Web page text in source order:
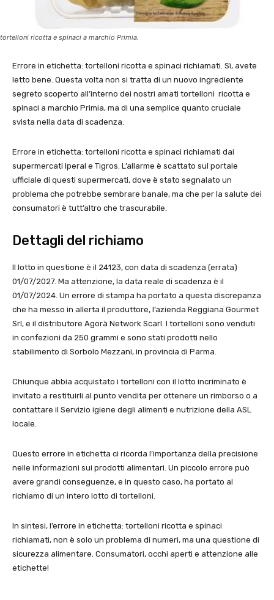
tortelloni ricotta e spinaci a marchio Primia.
Errore in etichetta: tortelloni ricotta e spinaci richiamati. Sì, avete
letto bene. Questa volta non si tratta di un nuovo ingrediente
segreto scoperto all’interno dei nostri amati tortelloni ricotta e
spinaci a marchio Primia, ma di una semplice quanto cruciale
svista nella data di scadenza.
Errore in etichetta: tortelloni ricotta e spinaci richiamati dai
supermercati Iperal e Tigros. L’allarme è scattato sul portale
ufficiale di questi supermercati, dove è stato segnalato un
problema che potrebbe sembrare banale, ma che per la salute dei
consumatori è tutt’altro che trascurabile.
Dettagli del richiamo
Il lotto in questione è il 24123, con data di scadenza (errata)
01/07/2027. Ma attenzione, la data reale di scadenza è il
01/07/2024. Un errore di stampa ha portato a questa discrepanza
che ha messo in allerta il produttore, l’azienda Reggiana Gourmet
Srl, e il distributore Agorà Network Scarl. I tortelloni sono venduti
in confezioni da 250 grammi e sono stati prodotti nello
stabilimento di Sorbolo Mezzani, in provincia di Parma.
Chiunque abbia acquistato i tortelloni con il lotto incriminato è
invitato a restituirli al punto vendita per ottenere un rimborso o a
contattare il Servizio igiene degli alimenti e nutrizione della ASL
locale.
Questo errore in etichetta ci ricorda l’importanza della precisione
nelle informazioni sui prodotti alimentari. Un piccolo errore può
avere grandi conseguenze, e in questo caso, ha portato al
richiamo di un intero lotto di tortelloni.
In sintesi, l’errore in etichetta: tortelloni ricotta e spinaci
richiamati, non è solo un problema di numeri, ma una questione di
sicurezza alimentare. Consumatori, occhi aperti e attenzione alle
etichette!